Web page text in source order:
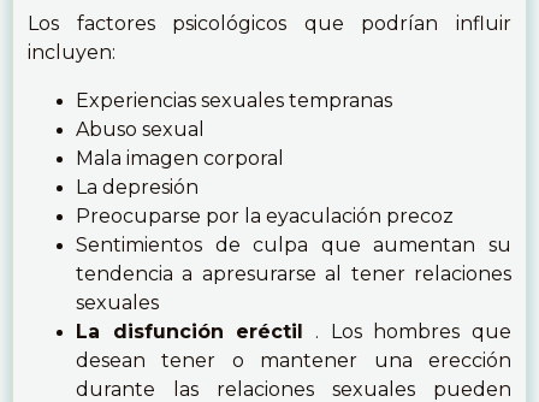
Los factores psicológicos que podrían influir
incluyen:
Experiencias sexuales tempranas
Abuso sexual
Mala imagen corporal
La depresión
Preocuparse por la eyaculación precoz
Sentimientos de culpa que aumentan su
tendencia a apresurarse al tener relaciones
sexuales
La disfunción eréctil . Los hombres que
desean tener o mantener una erección
durante las relaciones sexuales pueden